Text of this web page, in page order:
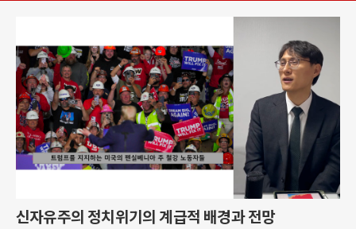
신자유주의 정치위기의 계급적 배경과 전망